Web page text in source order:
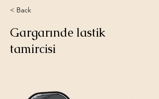
< Back
Gargarınde lastik
tamircisi